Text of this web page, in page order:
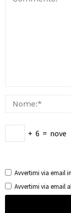
+ 6 = nove
Avvertimi via email
Avvertimi via email